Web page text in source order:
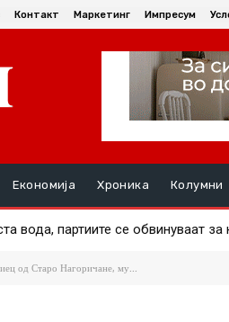
Контакт Маркетинг Импресум
Економија Хроника Колумни
вода, партиите се обвинуваат за
жена во Ѓорче и избегал,
од Старо Нагоричане, му...